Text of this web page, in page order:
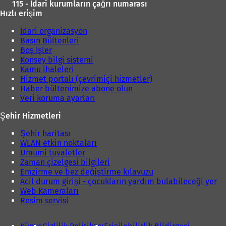
115 - İdari kurumların çağrı numarası
Hızlı erişim
İdari organizasyon
Basın Bültenleri
Boş İşler
Konsey bilgi sistemi
Kamu ihaleleri
Hizmet portalı (çevrimiçi hizmetler)
Haber bültenimize abone olun
Veri koruma ayarları
Şehir Hizmetleri
Şehir haritası
WLAN etkin noktaları
Umumi tuvaletler
Zaman çizelgesi bilgileri
Emzirme ve bez değiştirme kılavuzu
Acil durum girişi - çocukların yardım bulabileceği yer
Web Kameraları
Resim servisi